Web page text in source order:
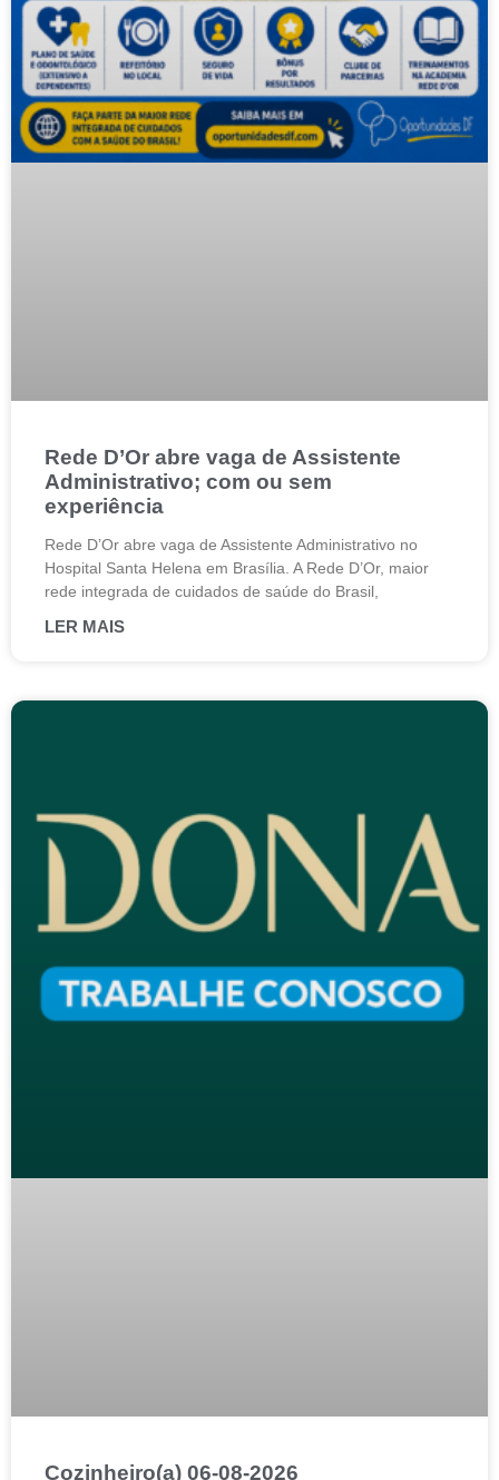
Rede D’Or abre vaga de Assistente
Administrativo; com ou sem
experiência
Rede D’Or abre vaga de Assistente Administrativo no
Hospital Santa Helena em Brasília. A Rede D’Or, maior
rede integrada de cuidados de saúde do Brasil,
LER MAIS
Cozinheiro(a) 06-08-2026